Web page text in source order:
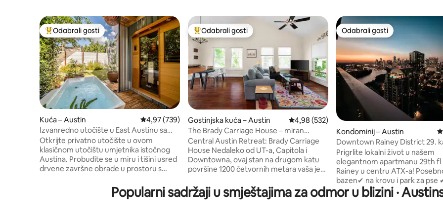
Među najviše rangiranima s oznakom „Odabrali gosti”
Odabrali gosti
Kuća – Austin Prosječna ocjena: 4,97/5, recenzija: 739
4,97 (739)
Izvanredno utočište u East Austinu sa
saunom i hladnim uranjanjem
Otkrijte privatno utočište u ovom
klasičnom utočištu umjetnika istočnog
Austina. Probudite se u miru i tišini usred
drvene završne obrade u prostoru s
na gornjoj etaži, šetnjom na terasi i
udobnom vanjskom klupom za ljuljanje.
Među najviše rangiranima s oznakom „Odabrali gosti”
Odabrali gosti
Gostinjska kuća – Austin Prosječna ocjena: 4,98/5, recenzija: 532
4,98 (532)
The Brady Carriage House – miran
smještaj u centru grada!
Central Austin Retreat: Brady Carriage
House Nedaleko od UT-a, Capitola i
Downtowna, ovaj stan na drugom katu
površine 1200 četvornih metara vaša je
prostranoj glavnoj spavaćoj sobi,
modernoj kupaonici, potpuno
Odabrali gosti
Odabrali gosti
Kondominij – Austin
Downtown Rainey District 29.
Prigrlite lokalni život u našem
elegantnom apartmanu 29th fl
Rainey u centru ATX-a! Posebnosti:
bazen✔ na krovu i park za pse
do ulice Rainey ✔ Brzi pristup
SXSW-u, kongresnom centru,
Popularni sadržaji u smještajima za odmor u blizini ·